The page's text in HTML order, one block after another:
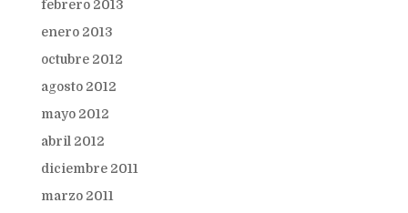
febrero 2013
enero 2013
octubre 2012
agosto 2012
mayo 2012
abril 2012
diciembre 2011
marzo 2011